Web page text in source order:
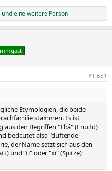
und eine weitere Person
#1.651
Etymologien, die beide
stammen. Es ist
aus den Begriffen "I'bá" (Frucht)
bedeutet also "duftende
der Name setzt sich aus den
und "ti" oder "xi" (Spitze)